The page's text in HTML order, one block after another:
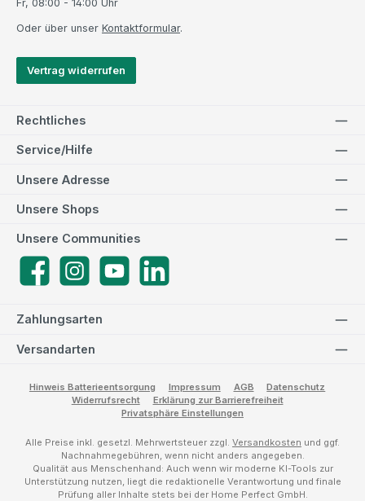
Fr, 08:00 - 14:00 Uhr
Oder über unser Kontaktformular.
Vertrag widerrufen
Rechtliches
Service/Hilfe
Zahlungsarten
Versandarten
Unsere Adresse
Unsere Communities
FacebookInstagramYouTube
Unsere Shops
Hinweis Batterieentsorgung Impressum AGB
Datenschutz
Widerrufsrecht
Erklärung zur Barrierefreiheit
Privatsphäre Einstellungen
Alle Preise inkl. gesetzl. Mehrwertsteuer zzgl. Versandkosten und ggf.
Nachnahmegebühren, wenn nicht anders angegeben.
Qualität aus Menschenhand: Auch wenn wir moderne KI-Tools zur
Unterstützung nutzen, liegt die redaktionelle Verantwortung und finale
Prüfung aller Inhalte stets bei der Home Perfect GmbH.